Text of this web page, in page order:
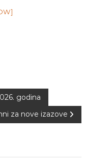
godina
za nove izazove